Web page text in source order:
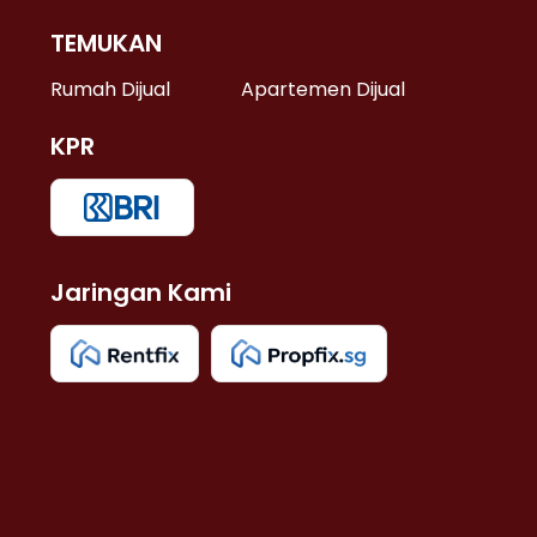
TEMUKAN
Rumah Dijual Apartemen Dijual
KPR
Jaringan Kami